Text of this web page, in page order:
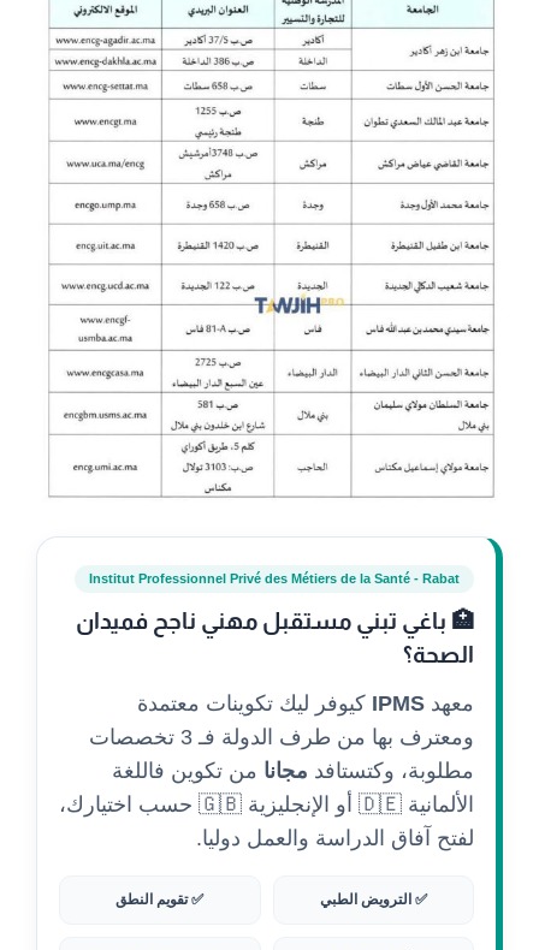
Institut Professionnel Privé des Métiers de la Santé - Rabat
🏥 باغي تبني مستقبل مهني ناجح فميدان
الصحة؟
معهد IPMS كيوفر ليك تكوينات معتمدة
ومعترف بها من طرف الدولة فـ 3 تخصصات
مطلوبة، وكتستافد مجانا من تكوين فاللغة
الألمانية 🇩🇪 أو الإنجليزية 🇬🇧 حسب اختيارك،
لفتح آفاق الدراسة والعمل دوليا.
✅ الترويض الطبي ✅ تقويم النطق